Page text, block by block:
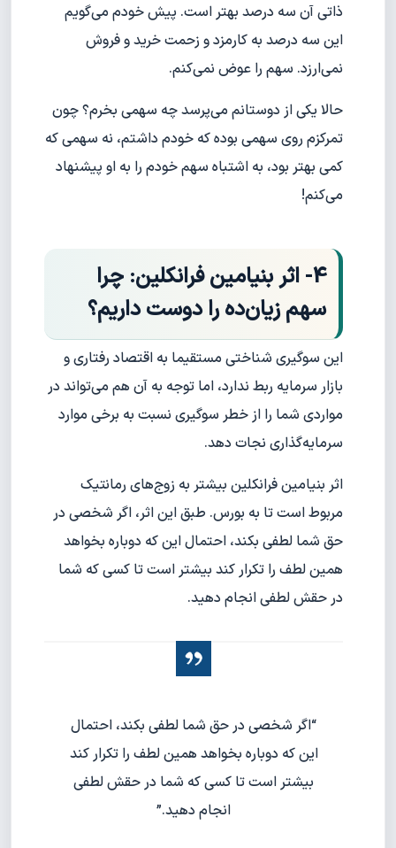
ذاتی آن سه درصد بهتر است. پیش خودم می‌گویم
این سه درصد به کارمزد و زحمت خرید و فروش
نمی‌ارزد. سهم را عوض نمی‌کنم.
حالا یکی از دوستانم می‌پرسد چه سهمی بخرم؟ چون
تمرکزم روی سهمی بوده که خودم داشتم، نه سهمی که
کمی بهتر بود، به اشتباه سهم خودم را به او پیشنهاد
می‌کنم!
4- اثر بنیامین فرانکلین: چرا
سهم زیان‌ده را دوست داریم؟
این سوگیری شناختی مستقیما به اقتصاد رفتاری و
بازار سرمایه ربط ندارد، اما توجه به آن هم می‌تواند در
مواردی شما را از خطر سوگیری نسبت به برخی موارد
سرمایه‌گذاری نجات دهد.
اثر بنیامین فرانکلین بیشتر به زوج‌های رمانتیک
مربوط است تا به بورس. طبق این اثر، اگر شخصی در
حق شما لطفی بکند، احتمال این که دوباره بخواهد
همین لطف را تکرار کند بیشتر است تا کسی که شما
در حقش لطفی انجام دهید.
“اگر شخصی در حق شما لطفی بکند، احتمال
این که دوباره بخواهد همین لطف را تکرار کند
بیشتر است تا کسی که شما در حقش لطفی
انجام دهید.”